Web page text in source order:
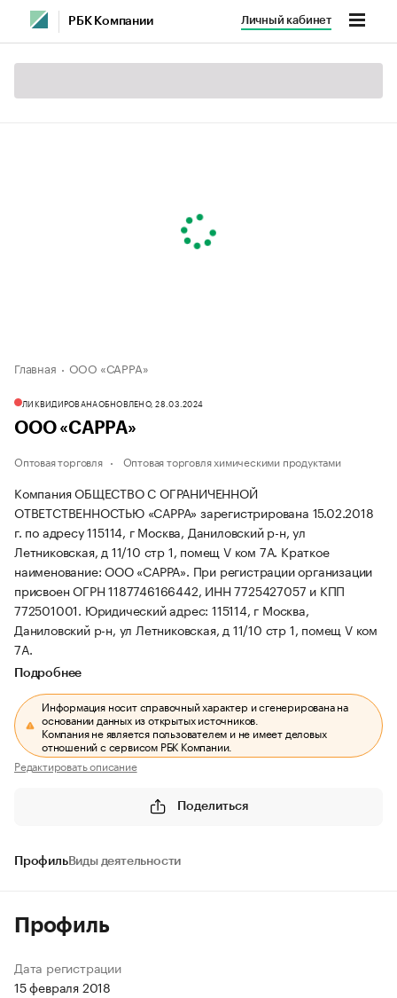
РБК Компании Личный кабинет
Главная ООО «САРРА»
ЛИКВИДИРОВАНАОБНОВЛЕНО, 28.03.2024
ООО «САРРА»
Оптовая торговля Оптовая торговля химическими продуктами
Компания ОБЩЕСТВО С ОГРАНИЧЕННОЙ
ОТВЕТСТВЕННОСТЬЮ «САРРА» зарегистрирована 15.02.2018
г. по адресу 115114, г Москва, Даниловский р-н, ул
Летниковская, д 11/10 стр 1, помещ V ком 7А. Краткое
наименование: ООО «САРРА». При регистрации организации
присвоен ОГРН 1187746166442, ИНН 7725427057 и КПП
772501001. Юридический адрес: 115114, г Москва,
Даниловский р-н, ул Летниковская, д 11/10 стр 1, помещ V ком
7А.
Подробнее
Информация носит справочный характер и сгенерирована на
основании данных из открытых источников.
Компания не является пользователем и не имеет деловых
отношений с сервисом РБК Компании.
Редактировать описание
Поделиться
ПрофильВиды деятельности
Профиль
Дата регистрации
15 февраля 2018